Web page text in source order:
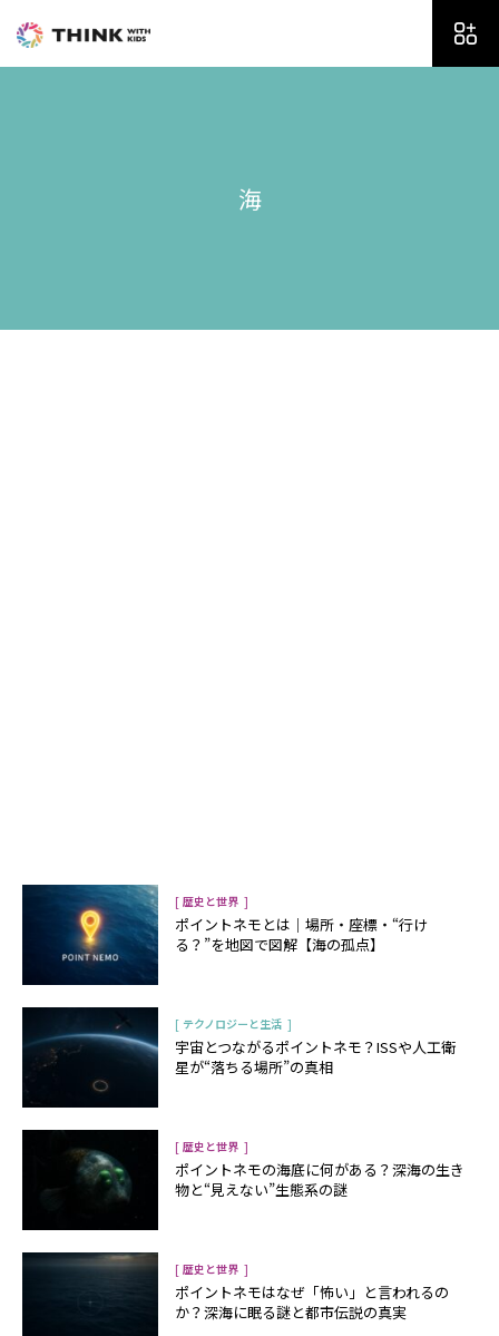
を
海
[ 歴史と世界 ]
ポイントネモとは｜場所・座標・“行け
る？”を地図で図解【海の孤点】
[ テクノロジーと生活 ]
宇宙とつながるポイントネモ？ISSや人工衛
星が“落ちる場所”の真相
[ 歴史と世界 ]
ポイントネモの海底に何がある？深海の生き
物と“見えない”生態系の謎
[ 歴史と世界 ]
ポイントネモはなぜ「怖い」と言われるの
か？深海に眠る謎と都市伝説の真実